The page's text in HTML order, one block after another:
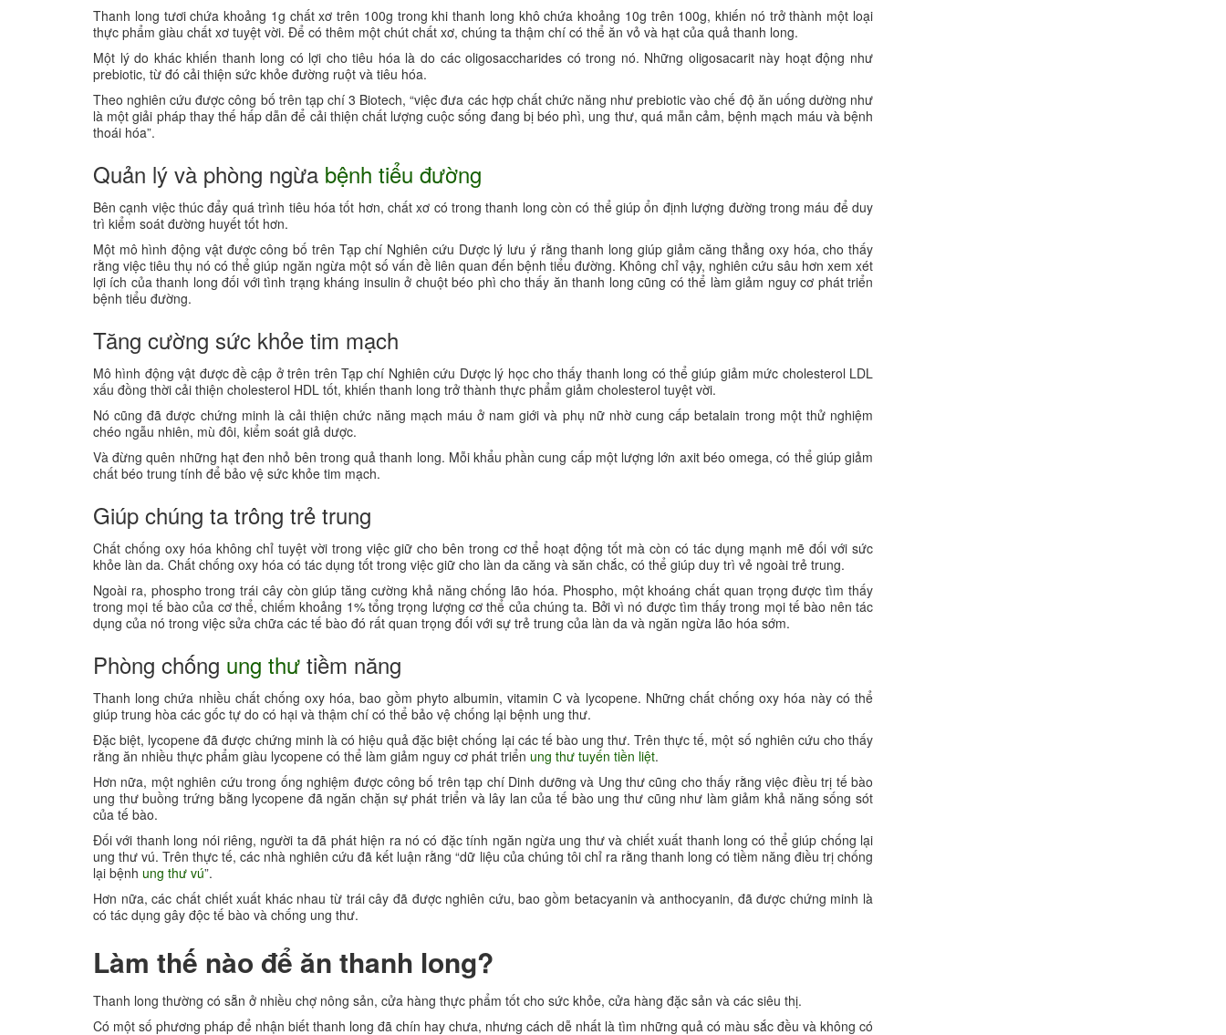
Thanh long tươi chứa khoảng 1g chất xơ trên 100g trong khi thanh long khô chứa khoảng 10g trên 100g, khiến nó trở thành một loại
thực phẩm giàu chất xơ tuyệt vời. Để có thêm một chút chất xơ, chúng ta thậm chí có thể ăn vỏ và hạt của quả thanh long.
Một lý do khác khiến thanh long có lợi cho tiêu hóa là do các oligosaccharides có trong nó. Những oligosacarit này hoạt động như
prebiotic, từ đó cải thiện sức khỏe đường ruột và tiêu hóa.
Theo nghiên cứu được công bố trên tạp chí 3 Biotech, “việc đưa các hợp chất chức năng như prebiotic vào chế độ ăn uống dường như
là một giải pháp thay thế hấp dẫn để cải thiện chất lượng cuộc sống đang bị béo phì, ung thư, quá mẫn cảm, bệnh mạch máu và bệnh
thoái hóa”.
Quản lý và phòng ngừa bệnh tiểu đường
Bên cạnh việc thúc đẩy quá trình tiêu hóa tốt hơn, chất xơ có trong thanh long còn có thể giúp ổn định lượng đường trong máu để duy
trì kiểm soát đường huyết tốt hơn.
Một mô hình động vật được công bố trên Tạp chí Nghiên cứu Dược lý lưu ý rằng thanh long giúp giảm căng thẳng oxy hóa, cho thấy
rằng việc tiêu thụ nó có thể giúp ngăn ngừa một số vấn đề liên quan đến bệnh tiểu đường. Không chỉ vậy, nghiên cứu sâu hơn xem xét
lợi ích của thanh long đối với tình trạng kháng insulin ở chuột béo phì cho thấy ăn thanh long cũng có thể làm giảm nguy cơ phát triển
bệnh tiểu đường.
Tăng cường sức khỏe tim mạch
Mô hình động vật được đề cập ở trên trên Tạp chí Nghiên cứu Dược lý học cho thấy thanh long có thể giúp giảm mức cholesterol LDL
xấu đồng thời cải thiện cholesterol HDL tốt, khiến thanh long trở thành thực phẩm giảm cholesterol tuyệt vời.
Nó cũng đã được chứng minh là cải thiện chức năng mạch máu ở nam giới và phụ nữ nhờ cung cấp betalain trong một thử nghiệm
chéo ngẫu nhiên, mù đôi, kiểm soát giả dược.
Và đừng quên những hạt đen nhỏ bên trong quả thanh long. Mỗi khẩu phần cung cấp một lượng lớn axit béo omega, có thể giúp giảm
chất béo trung tính để bảo vệ sức khỏe tim mạch.
Giúp chúng ta trông trẻ trung
Chất chống oxy hóa không chỉ tuyệt vời trong việc giữ cho bên trong cơ thể hoạt động tốt mà còn có tác dụng mạnh mẽ đối với sức
khỏe làn da. Chất chống oxy hóa có tác dụng tốt trong việc giữ cho làn da căng và săn chắc, có thể giúp duy trì vẻ ngoài trẻ trung.
Ngoài ra, phospho trong trái cây còn giúp tăng cường khả năng chống lão hóa. Phospho, một khoáng chất quan trọng được tìm thấy
trong mọi tế bào của cơ thể, chiếm khoảng 1% tổng trọng lượng cơ thể của chúng ta. Bởi vì nó được tìm thấy trong mọi tế bào nên tác
dụng của nó trong việc sửa chữa các tế bào đó rất quan trọng đối với sự trẻ trung của làn da và ngăn ngừa lão hóa sớm.
Phòng chống ung thư tiềm năng
Thanh long chứa nhiều chất chống oxy hóa, bao gồm phyto albumin, vitamin C và lycopene. Những chất chống oxy hóa này có thể
giúp trung hòa các gốc tự do có hại và thậm chí có thể bảo vệ chống lại bệnh ung thư.
Đặc biệt, lycopene đã được chứng minh là có hiệu quả đặc biệt chống lại các tế bào ung thư. Trên thực tế, một số nghiên cứu cho thấy
rằng ăn nhiều thực phẩm giàu lycopene có thể làm giảm nguy cơ phát triển ung thư tuyến tiền liệt.
Hơn nữa, một nghiên cứu trong ống nghiệm được công bố trên tạp chí Dinh dưỡng và Ung thư cũng cho thấy rằng việc điều trị tế bào
ung thư buồng trứng bằng lycopene đã ngăn chặn sự phát triển và lây lan của tế bào ung thư cũng như làm giảm khả năng sống sót
của tế bào.
Đối với thanh long nói riêng, người ta đã phát hiện ra nó có đặc tính ngăn ngừa ung thư và chiết xuất thanh long có thể giúp chống lại
ung thư vú. Trên thực tế, các nhà nghiên cứu đã kết luận rằng “dữ liệu của chúng tôi chỉ ra rằng thanh long có tiềm năng điều trị chống
lại bệnh ung thư vú”.
Hơn nữa, các chất chiết xuất khác nhau từ trái cây đã được nghiên cứu, bao gồm betacyanin và anthocyanin, đã được chứng minh là
có tác dụng gây độc tế bào và chống ung thư.
Làm thế nào để ăn thanh long?
Thanh long thường có sẵn ở nhiều chợ nông sản, cửa hàng thực phẩm tốt cho sức khỏe, cửa hàng đặc sản và các siêu thị.
Có một số phương pháp để nhận biết thanh long đã chín hay chưa, nhưng cách dễ nhất là tìm những quả có màu sắc đều và không có